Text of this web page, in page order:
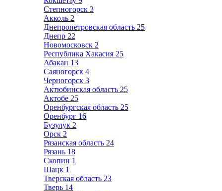
Степногорск 3
Акколь 2
Днепропетровская область 25
Днепр 22
Новомосковск 2
Республика Хакасия 25
Абакан 13
Саяногорск 4
Черногорск 3
Актюбинская область 25
Актобе 25
Оренбургская область 25
Оренбург 16
Бузулук 2
Орск 2
Рязанская область 24
Рязань 18
Скопин 1
Шацк 1
Тверская область 23
Тверь 14